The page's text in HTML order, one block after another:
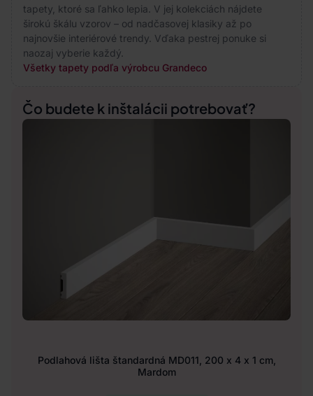
tapety, ktoré sa ľahko lepia. V jej kolekciách nájdete
širokú škálu vzorov – od nadčasovej klasiky až po
najnovšie interiérové trendy. Vďaka pestrej ponuke si
naozaj vyberie každý.
Všetky tapety podľa výrobcu Grandeco
Čo budete k inštalácii potrebovať?
Podlahová lišta štandardná MD011, 200 x 4 x 1 cm,
Mardom